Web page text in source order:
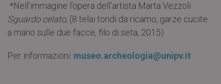
*Nell’immagine l’opera dell’artista Marta Vezzoli
Sguardo celato, (8 telai tondi da ricamo, garze cucite
a mano sulle due facce, filo di seta, 2015)
Per informazioni: museo.archeologia@unipv.it